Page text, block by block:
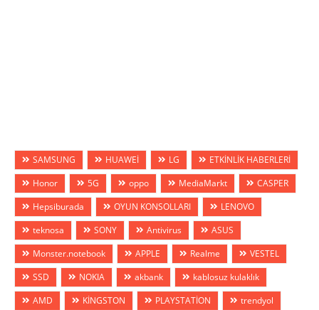
SAMSUNG HUAWEİ LG
ETKİNLİK HABERLERİ
Honor
5G oppo MediaMarkt
CASPER
Hepsiburada
OYUN KONSOLLARI
LENOVO
teknosa
SONY Antivirus
ASUS
Monster.notebook
APPLE Realme
VESTEL
SSD
NOKIA akbank
kablosuz kulaklık
AMD
KİNGSTON PLAYSTATİON
trendyol